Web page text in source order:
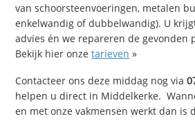
van schoorsteenvoeringen, metalen
enkelwandig of dubbelwandig). U
advies én we repareren de gevonden
Bekijk hier onzetarieven »
Contacteer ons deze middag nog via
helpen u direct in Middelkerke.
en met onze vakmensen werkt dan is